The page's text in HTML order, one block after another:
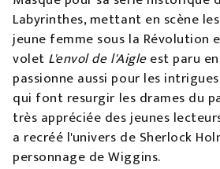
Labyrinthes, mettant en scène
jeune femme sous la Révolution
volet L'envol de l'Aigleest paru
passionne aussi pour les
qui font resurgir les drames du
très appréciée des jeunes
a recréé l'univers de Sherlock
personnage de Wiggins.